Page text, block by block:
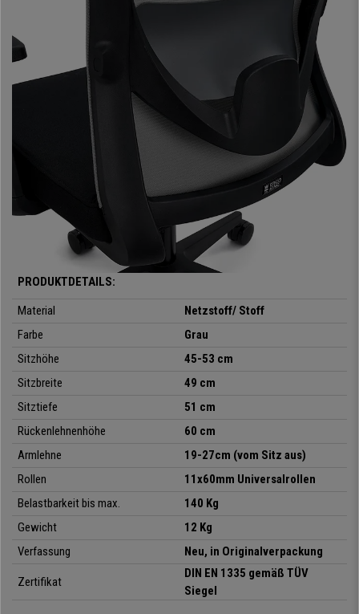
Auch dieses Modell ist in
erhältlich, so dass Sie
diejenige auswählen können, die am besten zu Ihrem Raum passt. Wenn
Sie es vorziehen, haben wir auch eine Version mitverstellbarer
Kopfstützeentwickelt: NOTE PRO
Der Stuhl ist außerdem mit einem
Synchronmechanismus
ausgestattet, der Ihnen einegrößere
Bewegungsfreiheit
bietet. Sie können also entscheiden, ob Sie die
Rückenlehne fixiert lassen oder ob Sie sie schwingen lassen möchten.
Der Widerstand der Rückenlehne istebenfalls einstellbar .
Auch
ist sowohl in der Höhe als auch im Winkel verstellbar
Es handelt sich um einen Stuhl aus hochwertigen Materialien, der sich
professionellen Einsatz
eignet. Das Modell NOTE PRO ist
DIN EN 1335 zertifiziertes Produkt gemäß TÜV SIEGEL
ausgezeichneten Preis-Leistungs-Verhältnis und einem hohen Komfort.
Lassen Sie sich diese
einmalige Gelegenheit
wählen Sie jetzt die Farbe, die Ihnen gefällt!
• Ergonomische Rückenlehne aus atmungsaktivem Netzstoff
• Gepolsterter Sitz mit Stoffbezug, verschiedene Farben
• Bequeme, höhenverstellbare Armlehnen
• Höhenverstellbare Lordosenstütze
PRODUKTDETAILS:
Material
Netzstoff/ Stoff
Farbe
Grau
Sitzhöhe
45-53 cm
Sitzbreite
49 cm
Sitztiefe
51 cm
Rückenlehnenhöhe
60 cm
Armlehne
19-27cm (vom Sitz aus)
Rollen
11x60mm Universalrollen
Belastbarkeit bis max.
140 Kg
Gewicht
12 Kg
Verfassung
Neu, in Originalverpackung
Zertifikat
DIN EN 1335 gemäß TÜV
Siegel